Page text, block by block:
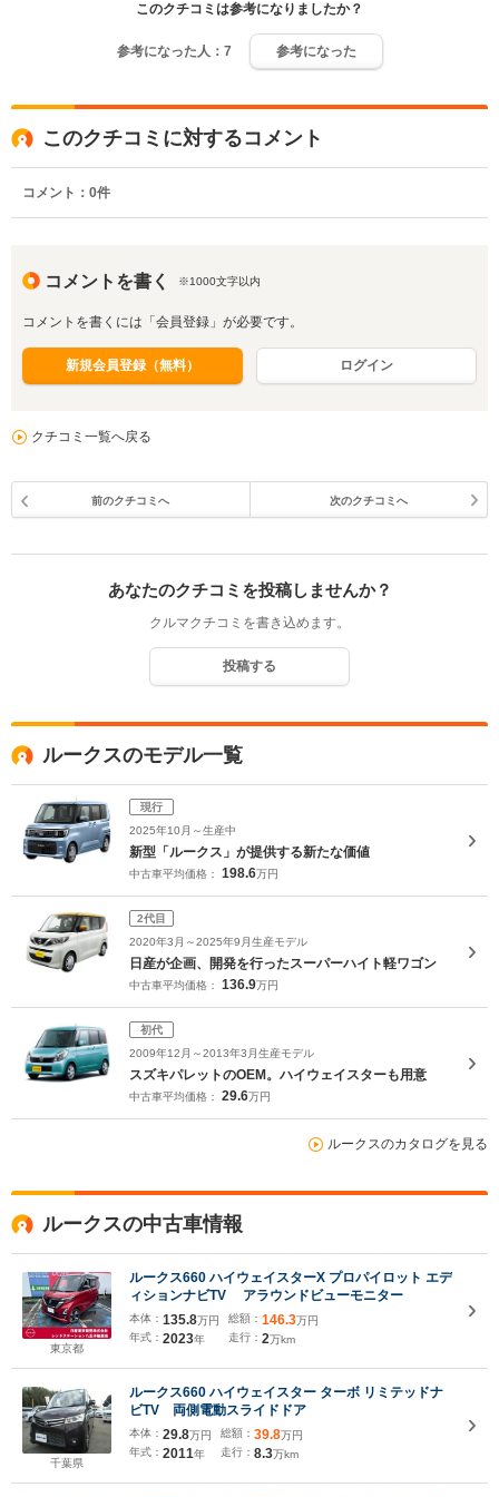
このクチコミは参考になりましたか？
参考になった人： 7 参考になった
このクチコミに対するコメント
コメント： 0件
コメントを書く ※1000文字以内
コメントを書くには「会員登録」が必要です。
新規会員登録（無料） ログイン
クチコミ一覧へ戻る
前のクチコミへ 次のクチコミへ
あなたのクチコミを投稿しませんか？
クルマクチコミを書き込めます。
投稿する
ルークスのモデル一覧
現行
2025年10月～生産中
新型「ルークス」が提供する新たな価値
中古車平均価格： 198.6万円
2代目
2020年3月～2025年9月生産モデル
日産が企画、開発を行ったスーパーハイト軽ワゴン
中古車平均価格： 136.9万円
初代
2009年12月～2013年3月生産モデル
スズキパレットのOEM。ハイウェイスターも用意
中古車平均価格： 29.6万円
ルークスのカタログを見る
ルークスの中古車情報
東京都
ルークス660 ハイウェイスターX プロパイロット エデ
ィションナビTV アラウンドビューモニター
本体： 135.8万円
年式： 2023年
総額： 146.3万円
走行： 2万km
千葉県
ルークス660 ハイウェイスター ターボ リミテッドナ
ビTV 両側電動スライドドア
本体： 29.8万円
年式： 2011年
総額： 39.8万円
走行： 8.3万km